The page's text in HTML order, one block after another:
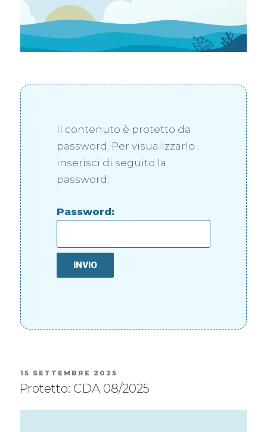
Il contenuto è protetto da
password. Per visualizzarlo
inserisci di seguito la
password:
Password:
15 SETTEMBRE 2025
Protetto: CDA 08/2025